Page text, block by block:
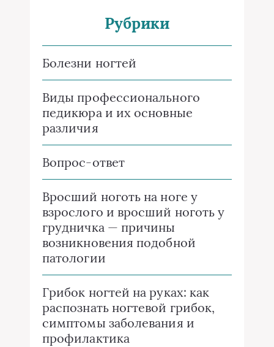
Рубрики
Болезни ногтей
Виды профессионального
педикюра и их основные
различия
Вопрос-ответ
Вросший ноготь на ноге у
взрослого и вросший ноготь у
грудничка — причины
возникновения подобной
патологии
Грибок ногтей на руках: как
распознать ногтевой грибок,
симптомы заболевания и
профилактика